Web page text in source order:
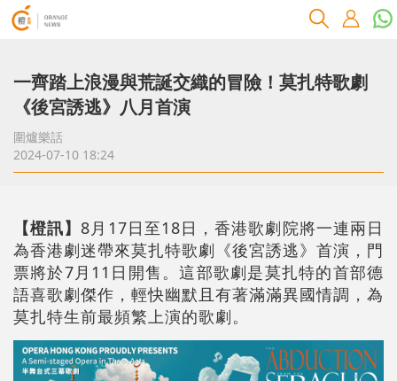
一齊踏上浪漫與荒誕交織的冒險！莫扎特歌劇
《後宮誘逃》八月首演
圍爐樂話
2024-07-10 18:24
【橙訊】 8月17日至18日，香港歌劇院將一連兩日
為香港劇迷帶來莫扎特歌劇《後宮誘逃》首演，門
票將於7月11日開售。這部歌劇是莫扎特的首部德
語喜歌劇傑作，輕快幽默且有著滿滿異國情調，為
莫扎特生前最頻繁上演的歌劇。